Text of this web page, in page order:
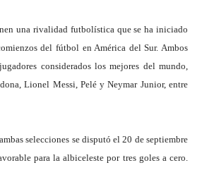
una rivalidad futbolística que se ha iniciado
del fútbol en América del Sur. Ambos
considerados los mejores del mundo,
Lionel Messi, Pelé y Neymar Junior, entre
selecciones se disputó el 20 de septiembre
para la albiceleste por tres goles a cero.